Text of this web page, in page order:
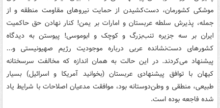
موشکی کشورمان، دست‌کشیدن از حمایت نیروهای مقاومت منطقه و از
جمله، پذیرش سلطه عربستان و امارات بر یمن! کنار نهادن حق حاکمیت
ایران بر سه جزیره تنب‌بزرگ و کوچک و ابوموسی! پیوستن به دیدگاه
کشورهای دست‌نشانده عربی درباره موجودیت رژیم صهیونیستی و...
پیشنهاد می‌کردند. در این حالت به همان ‌اندازه که مخالفت سرسختانه
کیهان با توافق پیشنهادی عربستان (بخوانید آمریکا و اسرائیل) بسیار
طبیعی، منطقی و وطن‌دوستانه بود، موافقت مدعیان اصلاحات با شرایط یاد
شده فاجعه بوده است.